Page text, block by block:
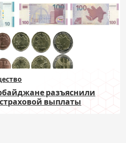
разъяснили
выплаты